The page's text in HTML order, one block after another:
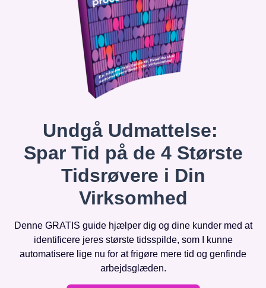
Undgå Udmattelse:
Spar Tid på de 4 Største
Tidsrøvere i Din
Virksomhed
Denne GRATIS guide hjælper dig og dine kunder med at
identificere jeres største tidsspilde, som I kunne
automatisere lige nu for at frigøre mere tid og genfinde
arbejdsglæden.